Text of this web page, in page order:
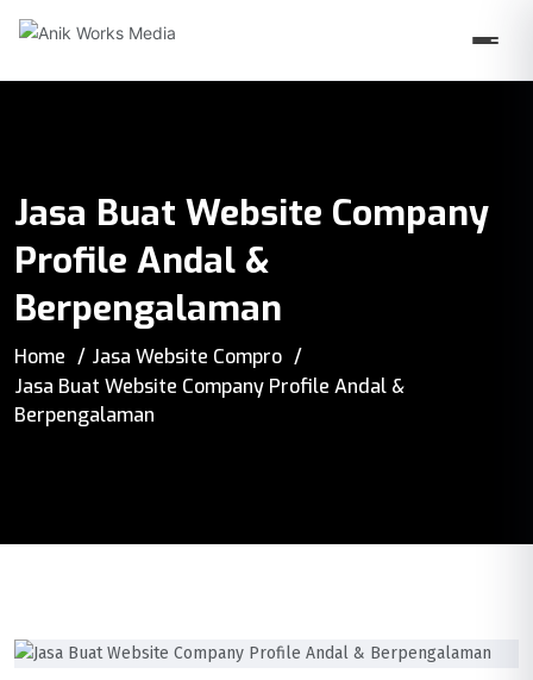
Jasa Buat Website Company
Profile Andal &
Berpengalaman
Home
Jasa Website Compro
Jasa Buat Website Company Profile Andal &
Berpengalaman